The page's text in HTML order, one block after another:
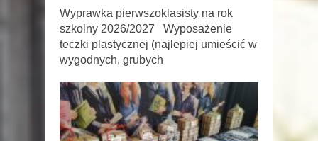
Wyprawka pierwszoklasisty na rok
szkolny 2026/2027 Wyposażenie
teczki plastycznej (najlepiej umieścić w
wygodnych, grubych